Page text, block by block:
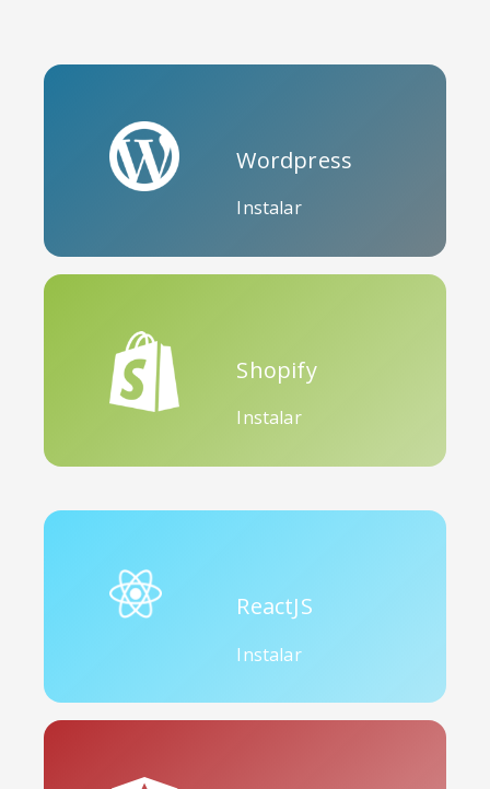
Wordpress
Instalar
Shopify
Instalar
ReactJS
Instalar